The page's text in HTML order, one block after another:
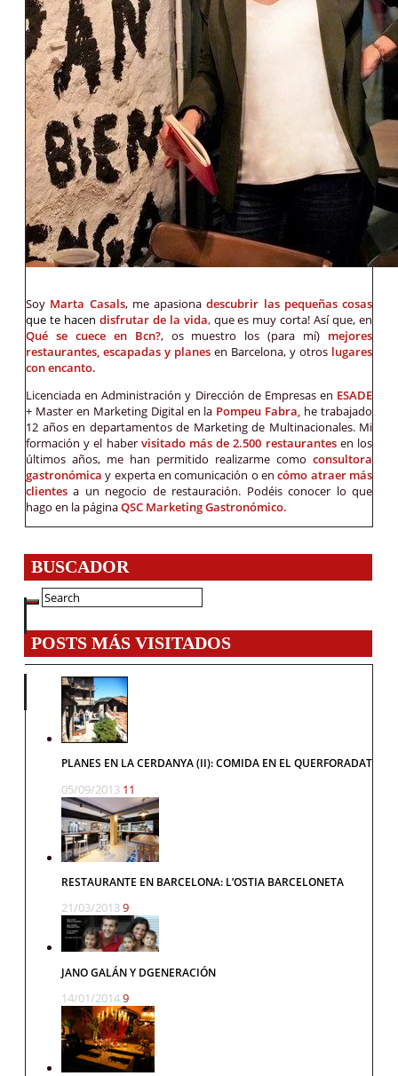
Soy Marta Casals, me apasionadescubrir las pequeñas cosas
que te hacen disfrutar de la vida,que es muy corta! Así que, en
Qué se cuece en Bcn?, os muestro los (para mí) mejores
restaurantes, escapadas y planes en Barcelona, y otros lugares
con encanto.
Licenciada en Administración y Dirección de Empresas en ESADE
+ Master en Marketing Digital en la Pompeu Fabra, he trabajado
12 años en departamentos de Marketing de Multinacionales. Mi
formación y el haber visitado más de 2.500 restaurantes en los
últimos años, me han permitido realizarme como consultora
gastronómicay experta en comunicación o encómo atraer más
clientes a un negocio de restauración. Podéis conocer lo que
hago en la páginaQSC Marketing Gastronómico.
BUSCADOR
POSTS MÁS VISITADOS
PLANES EN LA CERDANYA (II): COMIDA EN EL QUERFORADAT
05/09/2013 11
RESTAURANTE EN BARCELONA: L’OSTIA BARCELONETA
21/03/20139
JANO GALÁN Y DGENERACIÓN
14/01/20149